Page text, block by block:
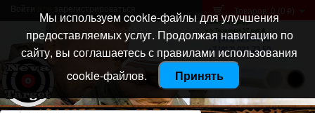
Санкт-Петербург
ул. Тележная 37 лит А
+7 (911) 021-04-08
+7 (812) 921-73-50
Товаров: 0 (0 p )
Мы используем cookie-файлы для улучшения
предоставляемых услуг. Продолжая навигацию по
сайту, вы соглашаетесь с правилами использования
cookie-файлов.
Принять